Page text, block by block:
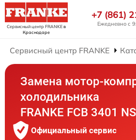
Сервисный центр FRANKEв
Краснодаре
+7 (861)
Ежедневно с
Сервисный центр FRANKE
Замена мотор-
холодильника
FRANKE FCB 3401
Официальный сервис